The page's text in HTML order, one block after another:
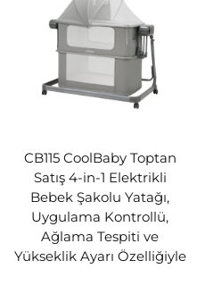
CB115 CoolBaby Toptan
Satış 4-in-1 Elektrikli
Bebek Şakolu Yatağı,
Uygulama Kontrollü,
Ağlama Tespiti ve
Yükseklik Ayarı Özelliğiyle